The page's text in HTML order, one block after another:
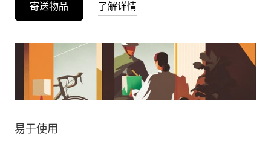
寄送物品 了解详情
易于使用